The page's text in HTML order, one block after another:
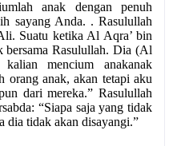
anak dengan penuh
sayang Anda. . Rasulullah
Suatu ketika Al Aqra’ bin
Rasulullah. Dia (Al
mencium anak­anak
orang anak, akan tetapi aku
dari mereka.” Rasulullah
“Siapa saja yang tidak
dia tidak akan disayangi.”